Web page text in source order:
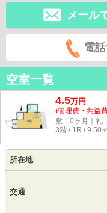
メール
電
空室一覧
4.5万円
(管理費・共益
敷：0ヶ月｜礼
3階 / 1R / 9.50㎡
所在地
交通